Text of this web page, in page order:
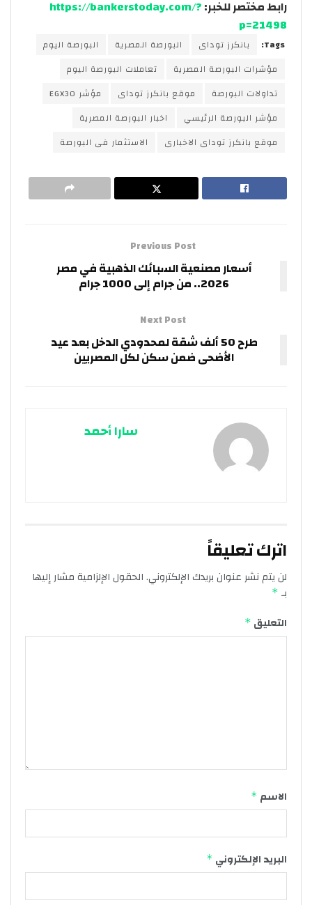
رابط مختصر للخبر:https://bankerstoday.com/?
p=21498
Tags: بانكرز توداى البورصة المصرية
البورصة اليوم
مؤشرات البورصة المصرية
تعاملات البورصة اليوم
تداولات البورصة
موقع بانكرز توداى
مؤشر EGX30
مؤشر البورصة الرئيسي
اخبار البورصة المصرية
موقع بانكرز توداى الاخبارى
الاستثمار فى البورصة
Previous Post
أسعار مصنعية السبائك الذهبية في مصر
2026.. من جرام إلى 1000 جرام
Next Post
طرح 50 ألف شقة لمحدودي الدخل بعد عيد
الأضحى ضمن سكن لكل المصريين
سارا أحمد
اترك تعليقاً
لن يتم نشر عنوان بريدك الإلكتروني.الحقول الإلزامية مشار إليها
بـ *
التعليق *
الاسم *
البريد الإلكتروني *